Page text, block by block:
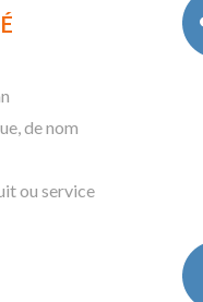
de nom
ou service